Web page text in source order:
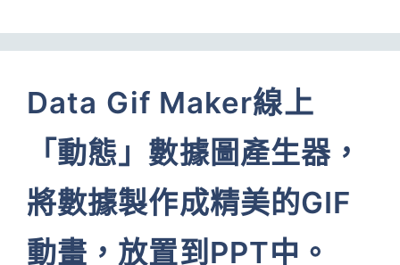
Data Gif Maker線上
「動態」數據圖產生器，
將數據製作成精美的GIF
動畫，放置到PPT中。